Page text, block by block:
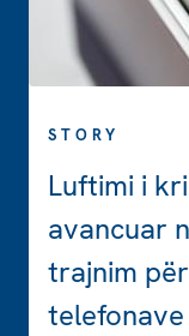
STORY
Luftimi i
avancuar
trajnim